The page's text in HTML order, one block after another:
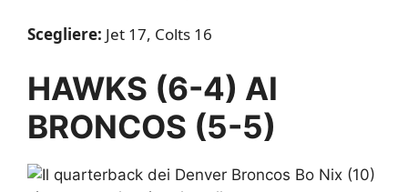
Scegliere: Jet 17, Colts 16
HAWKS (6-4) AI
BRONCOS (5-5)